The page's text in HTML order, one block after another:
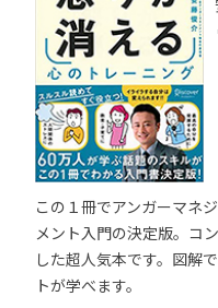
この１冊でアンガーマネ
メント入門の決定版。コ
した超人気本です。図解
トが学べます。